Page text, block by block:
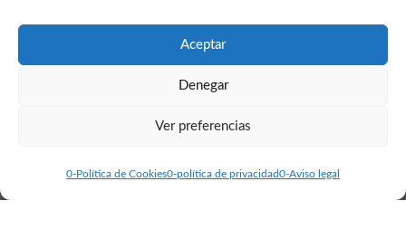
Aceptar
Denegar
Ver preferencias
0-Política de Cookies0-política de privacidad0-Aviso legal
cristina@clubdepatinaje.es
Mantenimiento
de patines
ruedas
Los errores
redes sociales
2016